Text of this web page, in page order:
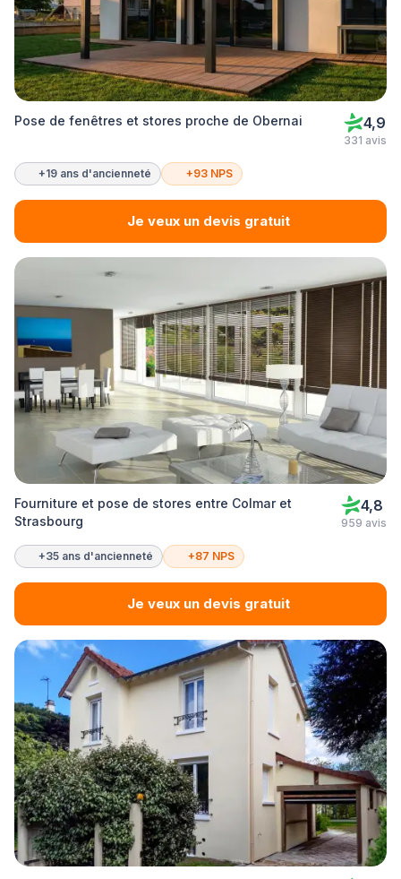
Pose de fenêtres et stores proche de Obernai 4,9
331 avis
+19 ans d'ancienneté +93 NPS
Je veux un devis gratuit
Fourniture et pose de stores entre Colmar et
Strasbourg
4,8
959 avis
+35 ans d'ancienneté +87 NPS
Je veux un devis gratuit